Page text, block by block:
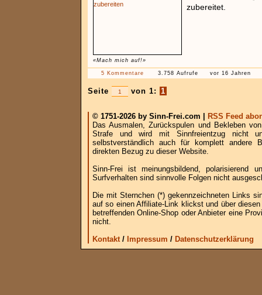
«Mach mich auf!»
zubereitet.
5 Kommentare 3.758 Aufrufe vor 16 Jahren
Seite von 1: 1
© 1751-2026 by Sinn-Frei.com |
RSS Feed
Das Ausmalen, Zurückspulen und Bekleben
Strafe und wird mit Sinnfreientzug nicht
selbstverständlich auch für komplett andere
direkten Bezug zu dieser Website.
Sinn-Frei ist meinungsbildend, polarisierend
Surfverhalten sind sinnvolle Folgen nicht
Die mit Sternchen (*) gekennzeichneten Links
auf so einen Affiliate-Link klickst und über
betreffenden Online-Shop oder Anbieter eine
nicht.
Kontakt/ Impressum / Datenschutzerklärung